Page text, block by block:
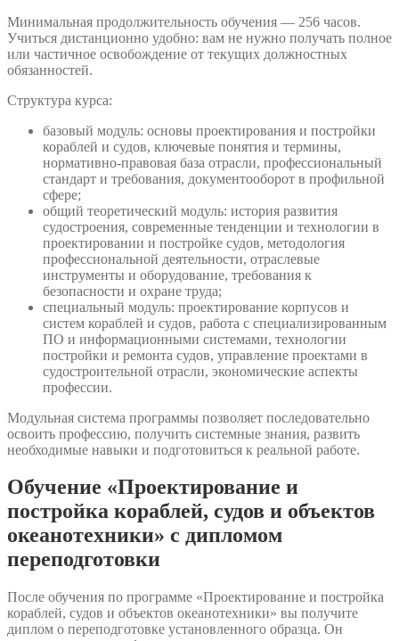
Минимальная продолжительность обучения — 256 часов.
Учиться дистанционно удобно: вам не нужно получать полное
или частичное освобождение от текущих должностных
обязанностей.
Структура курса:
базовый модуль: основы проектирования и постройки
кораблей и судов, ключевые понятия и термины,
нормативно-правовая база отрасли, профессиональный
стандарт и требования, документооборот в профильной
сфере;
общий теоретический модуль: история развития
судостроения, современные тенденции и технологии в
проектировании и постройке судов, методология
профессиональной деятельности, отраслевые
инструменты и оборудование, требования к
безопасности и охране труда;
специальный модуль: проектирование корпусов и
систем кораблей и судов, работа с специализированным
ПО и информационными системами, технологии
постройки и ремонта судов, управление проектами в
судостроительной отрасли, экономические аспекты
профессии.
Модульная система программы позволяет последовательно
освоить профессию, получить системные знания, развить
необходимые навыки и подготовиться к реальной работе.
Обучение «Проектирование и
постройка кораблей, судов и объектов
океанотехники» с дипломом
переподготовки
После обучения по программе «Проектирование и постройка
кораблей, судов и объектов океанотехники» вы получите
диплом о переподготовке установленного образца. Он